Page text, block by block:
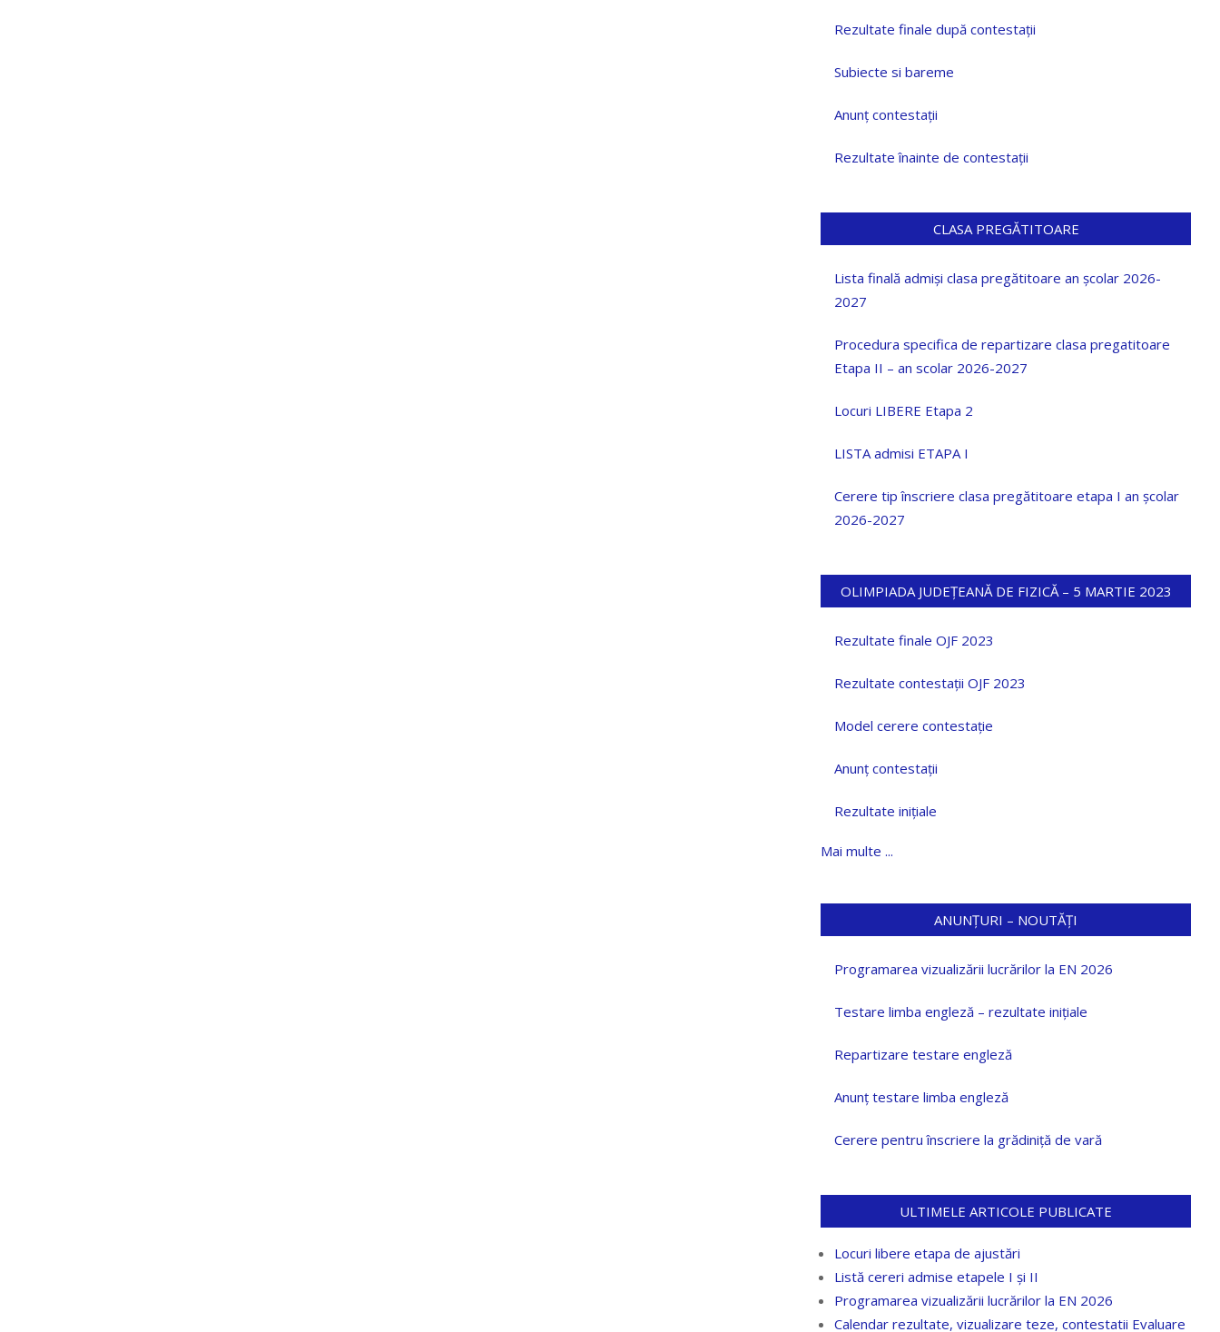
Rezultate finale după contestații
Subiecte si bareme
Anunț contestații
Rezultate înainte de contestații
CLASA PREGĂTITOARE
Lista finală admiși clasa pregătitoare an școlar 2026-
2027
Procedura specifica de repartizare clasa pregatitoare
Etapa II – an scolar 2026-2027
Locuri LIBERE Etapa 2
LISTA admisi ETAPA I
Cerere tip înscriere clasa pregătitoare etapa I an școlar
2026-2027
OLIMPIADA JUDEȚEANĂ DE FIZICĂ – 5 MARTIE 2023
Rezultate finale OJF 2023
Rezultate contestații OJF 2023
Model cerere contestație
Anunț contestații
Rezultate inițiale
Mai multe ...
ANUNȚURI – NOUTĂȚI
Programarea vizualizării lucrărilor la EN 2026
Testare limba engleză – rezultate inițiale
Repartizare testare engleză
Anunț testare limba engleză
Cerere pentru înscriere la grădiniță de vară
ULTIMELE ARTICOLE PUBLICATE
Locuri libere etapa de ajustări
Listă cereri admise etapele I și II
Programarea vizualizării lucrărilor la EN 2026
Calendar rezultate, vizualizare teze, contestatii Evaluare